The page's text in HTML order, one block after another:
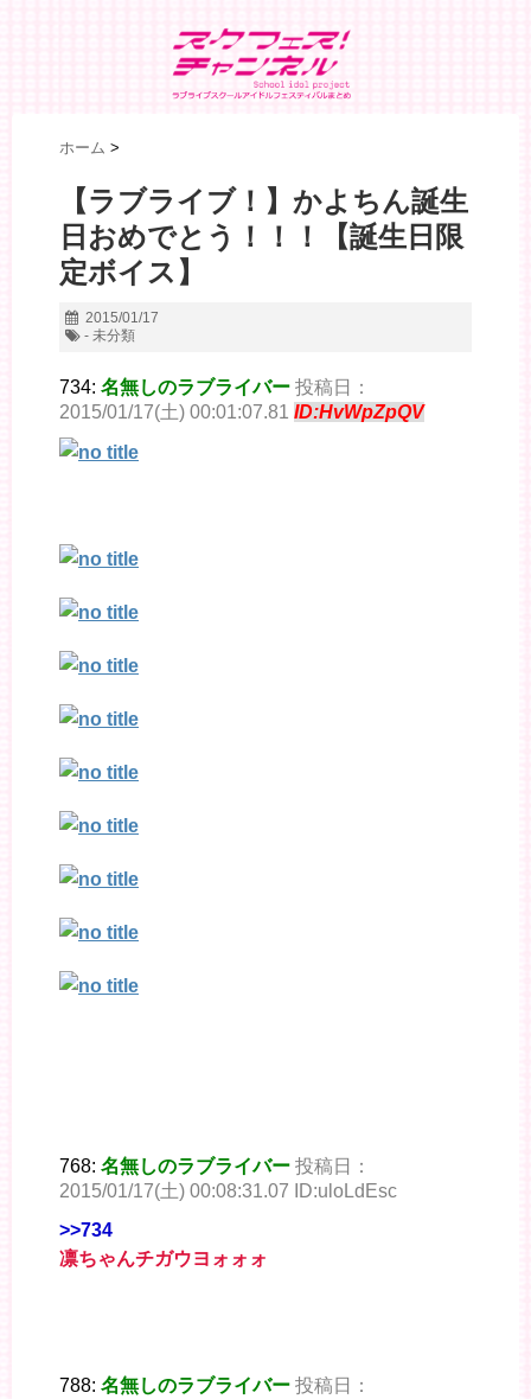
ホーム >
【ラブライブ！】かよちん誕生
日おめでとう！！！【誕生日限
定ボイス】
2015/01/17
- 未分類
734: 名無しのラブライバー 投稿日：
2015/01/17(土) 00:01:07.81 ID:HvWpZpQV
768: 名無しのラブライバー 投稿日：
2015/01/17(土) 00:08:31.07 ID:uloLdEsc
>>734
凛ちゃんチガウヨォォォ
788: 名無しのラブライバー 投稿日：